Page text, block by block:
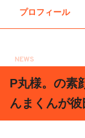
プロフィール
NEWS
P丸様。の素
んまくんが